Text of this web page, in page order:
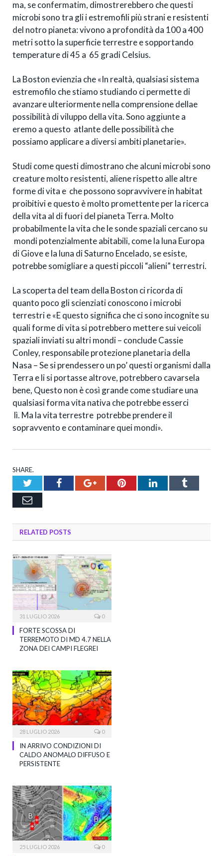
ma, se confermatim, dimostrerebbero che questi
microbi sono tra gli i estremofili più strani e resistenti
del notro pianeta: vivono a profondità da 100 a 400
metri sotto la superficie terrestre e sopportando
temperature di 45 a 65 gradi Celsius.
La Boston evienzia che «In realtà, qualsiasi sistema
estremofilo che stiamo studiando ci permette di
avanzare ulteriormente nella comprensione dellae
possibilità di viluppo della vita. Sono aggiunte a
eremo a questo atlante delle possibilità che
possiamo applicare a diversi ambiti planetarie».
Studi come questi dimostrano che alcuni microbi sono
creature molto resistenti, aliene rispetto alle altre
forme di vita e che possono sopravvivere in habitat
proibitivi e questo è molto promettente per la ricerca
della vita al di fuori del pianeta Terra. Molto
probabilmente la vita che le sonde spaziali cercano su
mondi potenzialmente abitabili, come la luna Europa
di Giove e la luna di Saturno Encelado, se esiste,
potrebbe somigliare a questi piccoli “alieni” terrestri.
La scoperta del team della Boston ci ricorda di
quanto poco gli scienziati conoscono i microbi
terrestri e «E questo significa che ci sono incognite su
quali forme di vita si potrebbero mettere sui veicoli
spaziali inviati su altri mondi – conclude Cassie
Conley, responsabile protezione planetaria della
Nasa – Se si prendessero un po’ questi organismi dalla
Terra e li si portasse altrove, potrebbero cavarsela
bene, Questo non è così grande come studiare una
qualsiasi forma vita nativa che potrebbe esserci
lì. Ma la vita terrestre potrebbe prendere il
sopravvento e contaminare quei mondi».
SHARE.
TwitterFacebookGoogle+PinterestLinkedInTumblr
Email
RELATED POSTS
31 LUGLIO 2026 0
FORTE SCOSSA DI
TERREMOTO DI MD 4.7 NELLA
ZONA DEI CAMPI FLEGREI
28 LUGLIO 2026 0
IN ARRIVO CONDIZIONI DI
CALDO ANOMALO DIFFUSO E
PERSISTENTE
25 LUGLIO 2026 0